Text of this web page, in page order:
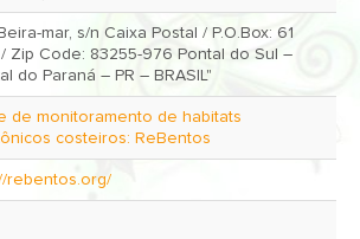
mar, s/n Caixa Postal / P.O.Box: 61
/ Zip Code: 83255-976 Pontal do Sul –
do Paraná – PR – BRASIL"
de monitoramento de habitats
costeiros: ReBentos
rebentos.org/